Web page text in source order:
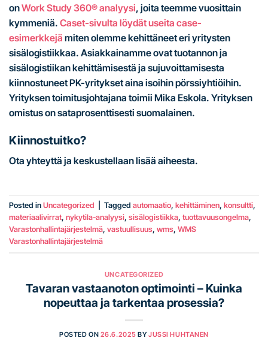
onWork Study 360® analyysi, joita teemme vuosittain
kymmeniä. Caset-sivulta löydät useita case-
esimerkkejä miten olemme kehittäneet eri yritysten
sisälogistiikkaa. Asiakkainamme ovat tuotannon ja
sisälogistiikan kehittämisestä ja sujuvoittamisesta
kiinnostuneet PK-yritykset aina isoihin pörssiyhtiöihin.
Yrityksen toimitusjohtajana toimii Mika Eskola. Yrityksen
omistus on sataprosenttisesti suomalainen.
Kiinnostuitko?
Ota yhteyttä ja keskustellaan lisää aiheesta.
Posted in Uncategorized Tagged automaatio, kehittäminen, konsultti,
materiaalivirrat, nykytila-analyysi, sisälogistiikka, tuottavuusongelma,
Varastonhallintajärjestelmä, vastuullisuus, wms, WMS
Varastonhallintajärjestelmä
UNCATEGORIZED
Tavaran vastaanoton optimointi – Kuinka
nopeuttaa ja tarkentaa prosessia?
POSTED ON 26.6.2025 BYJUSSI HUHTANEN